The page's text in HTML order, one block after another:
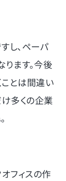
し、ペーパ
ます。今後
とは間違い
多くの企業
フィスの作